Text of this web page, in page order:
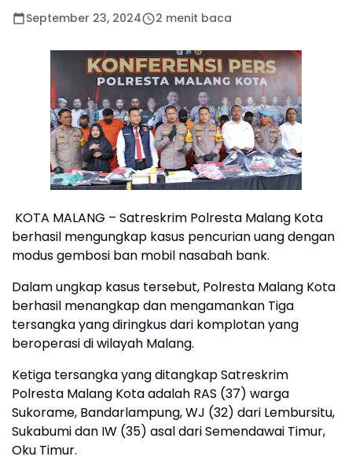
September 23, 2024 2 menit baca
KOTA MALANG – Satreskrim Polresta Malang Kota
berhasil mengungkap kasus pencurian uang dengan
modus gembosi ban mobil nasabah bank.
Dalam ungkap kasus tersebut, Polresta Malang Kota
berhasil menangkap dan mengamankan Tiga
tersangka yang diringkus dari komplotan yang
beroperasi di wilayah Malang.
Ketiga tersangka yang ditangkap Satreskrim
Polresta Malang Kota adalah RAS (37) warga
Sukorame, Bandarlampung, WJ (32) dari Lembursitu,
Sukabumi dan IW (35) asal dari Semendawai Timur,
Oku Timur.